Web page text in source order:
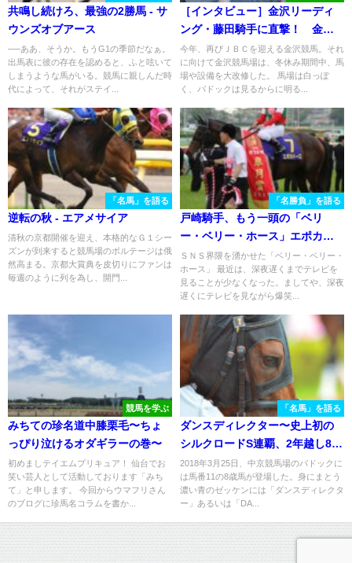
共鳴し続けろ、最強の2勝馬 - サ
ウンズオブアース
──ああ、そうか。もうG1の季節だなぁ。
出馬表に彼の存在を認めると、ふと呟いて
しまうような馬がいる。競馬に親しんだ時
代によって、それがステイ...
［インタビュー］金沢リーディ
ング・藤田騎手に直撃！ 金沢
競馬場の改修を終えた感想は？
今年、再びＪＢＣを迎える金沢競馬。それ
に向けて金沢競馬場は、冬休み期間中、馬
場や設備を大改修した。 馬場は白っぽ
く、パドックは見るからに明る...
「名馬」を語る
逆転の秋 - エアメサイア
清秋の京都開催を迎え、本格的なＧ１シー
ズンが到来すると競馬場のボルテージは俄
然高まる。京都大賞典を皮切りにファンは
毎週のように列を為し、開門...
「名勝負」を語る
戸崎騎手、もう一頭の「ベリ
ー・ベリー・ホース」エポカド
ーロ／３歳クラッシック初戴冠
となった２０１８年皐月賞
ＳＮＳ界隈を湧かせた「ベリー・ベリー・
ホース」 最近は、深夜遅くまでテレビを
見ることが少なくなった。ましてや、深夜
遅くにテレビを見ながら爆笑...
競馬を学ぶ
みちての珍名道中膝栗毛〜ちょ
っぴり泣けるオダギラーの巻〜
初めましテイエムプリキュア！ 仙台でお
笑い芸人として活動しております「みち
て」と申します。 今回からウマフリさん
のブログに珍馬名コラムを書か...
「名馬」を語る
ダンスディレクター〜史上初の
シルクロードS連覇、2年越し8歳
にして辿り着いた最高の舞台～
2018年3月25日、中京競馬場のパドックに
は馬番11の8歳馬が登場した。身にまとう
濃い青のゼッケンには「ダンスディレクタ
ー」あるいは「DA...